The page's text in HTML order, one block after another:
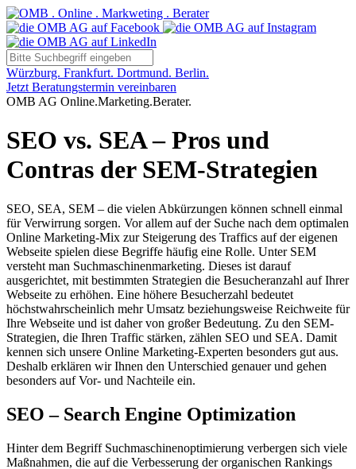
Würzburg. Frankfurt. Dortmund. Berlin.
Jetzt Beratungstermin vereinbaren
OMB AG Online.Marketing.Berater.
SEO vs. SEA – Pros und
Contras der SEM-Strategien
SEO, SEA, SEM – die vielen Abkürzungen können schnell einmal
für Verwirrung sorgen. Vor allem auf der Suche nach dem optimalen
Online Marketing-Mix zur Steigerung des Traffics auf der eigenen
Webseite spielen diese Begriffe häufig eine Rolle. Unter SEM
versteht man Suchmaschinenmarketing. Dieses ist darauf
ausgerichtet, mit bestimmten Strategien die Besucheranzahl auf Ihrer
Webseite zu erhöhen. Eine höhere Besucherzahl bedeutet
höchstwahrscheinlich mehr Umsatz beziehungsweise Reichweite für
Ihre Webseite und ist daher von großer Bedeutung. Zu den SEM-
Strategien, die Ihren Traffic stärken, zählen SEO und SEA. Damit
kennen sich unsere Online Marketing-Experten besonders gut aus.
Deshalb erklären wir Ihnen den Unterschied genauer und gehen
besonders auf Vor- und Nachteile ein.
SEO – Search Engine Optimization
Hinter dem Begriff Suchmaschinenoptimierung verbergen sich viele
Maßnahmen, die auf die Verbesserung der organischen Rankings